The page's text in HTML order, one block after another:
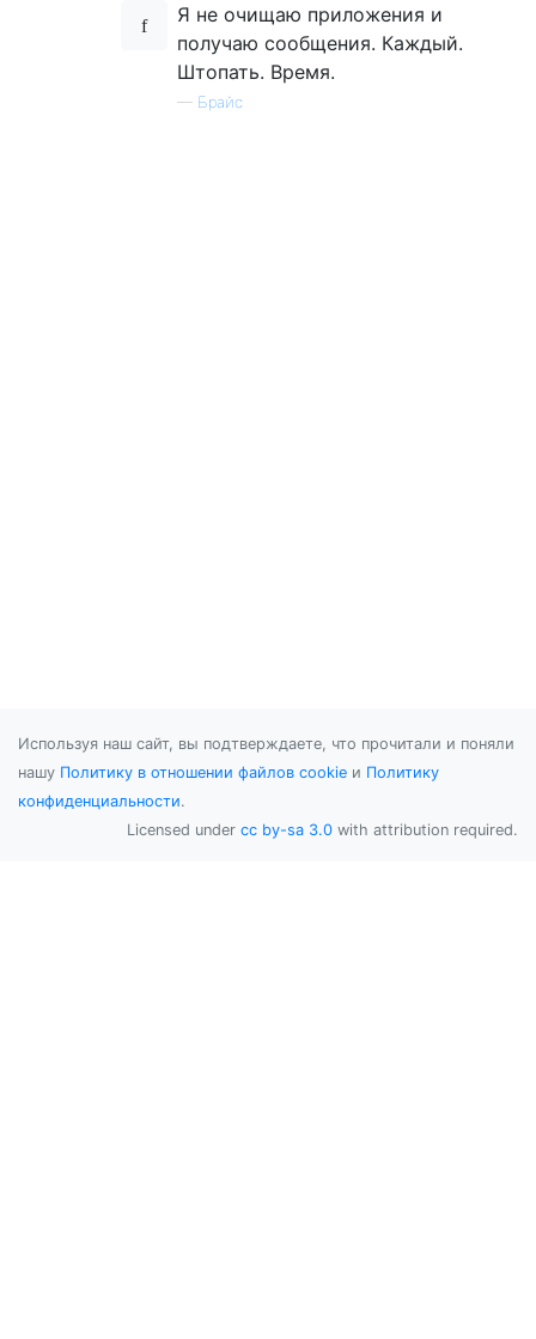
Я не очищаю приложения и
получаю сообщения. Каждый.
Штопать. Время.
— Брайс
Используя наш сайт, вы подтверждаете, что прочитали и поняли
нашу Политику в отношении файлов cookie и Политику
конфиденциальности.
Licensed under cc by-sa 3.0 with attribution required.